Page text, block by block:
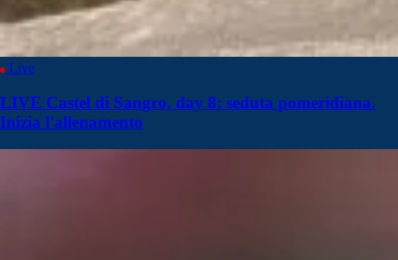
Live
LIVE Castel di Sangro, day 8: seduta pomeridiana.
Inizia l'allenamento